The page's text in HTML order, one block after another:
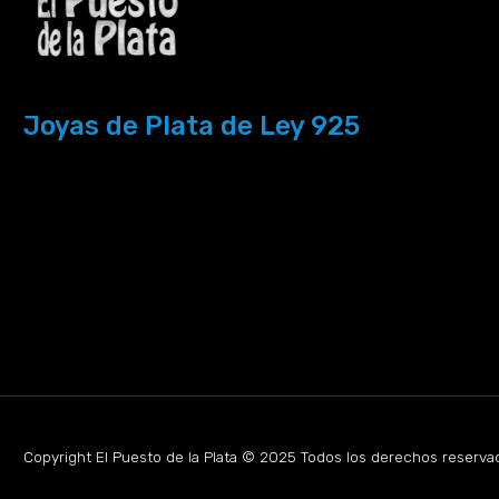
Joyas de Plata de Ley 925
Copyright El Puesto de la Plata © 2025 Todos los derechos